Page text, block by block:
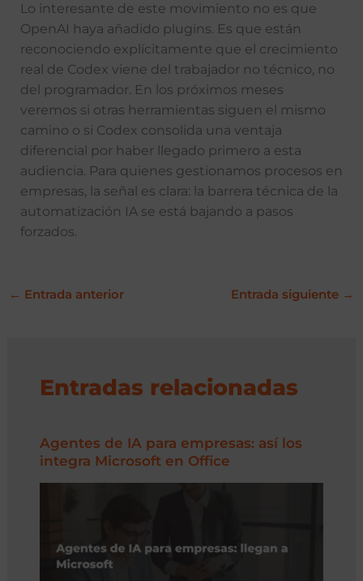
Lo interesante de este movimiento no es que
OpenAI haya añadido plugins. Es que están
reconociendo explícitamente que el crecimiento
real de Codex viene del trabajador no técnico, no
del programador. En los próximos meses
veremos si otras herramientas siguen el mismo
camino o si Codex consolida una ventaja
diferencial por haber llegado primero a esta
audiencia. Para quienes gestionamos procesos en
empresas, la señal es clara: la barrera técnica de la
automatización IA se está bajando a pasos
forzados.
← Entrada anterior Entrada siguiente →
Entradas relacionadas
Agentes de IA para empresas: así los
integra Microsoft en Office